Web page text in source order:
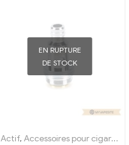
,Évaporateur
EN RUPTURE
DE STOCK
Actif, Accessoires pour cigarettes électroniques